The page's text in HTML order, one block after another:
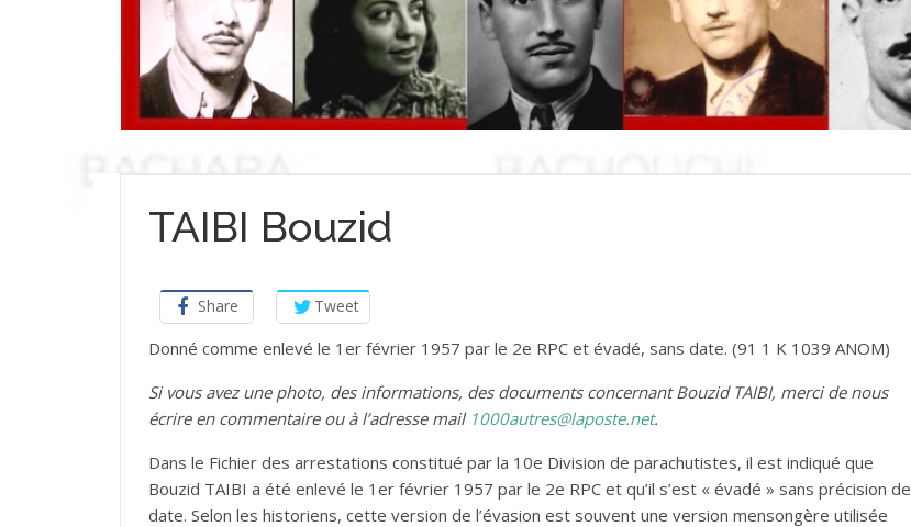
TAIBI Bouzid
Share Tweet
Donné comme enlevé le 1er février 1957 par le 2e RPC et évadé, sans date. (91 1 K 1039 ANOM)
Si vous avez une photo, des informations, des documents concernant Bouzid TAIBI, merci de nous
écrire en commentaire ou à l’adresse mail 1000autres@laposte.net.
Dans le Fichier des arrestations constitué par la 10e Division de parachutistes, il est indiqué que
Bouzid TAIBI a été enlevé le 1er février 1957 par le 2e RPC et qu’il s’est « évadé » sans précision de
date. Selon les historiens, cette version de l’évasion est souvent une version mensongère utilisée